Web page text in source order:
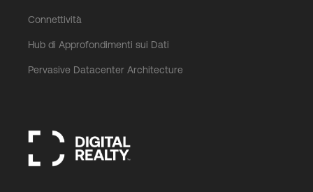
Connettività
Hub di Approfondimenti sui Dati
Pervasive Datacenter Architecture